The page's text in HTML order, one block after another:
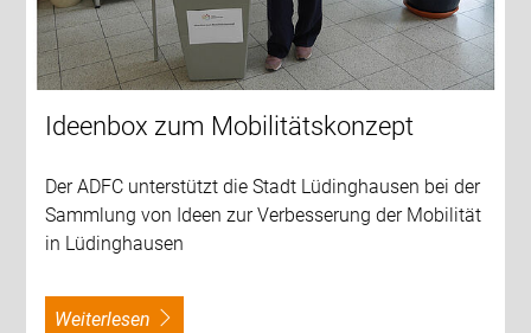
Ideenbox zum Mobilitätskonzept
Der ADFC unterstützt die Stadt Lüdinghausen bei der
Sammlung von Ideen zur Verbesserung der Mobilität
in Lüdinghausen
weiterlesen